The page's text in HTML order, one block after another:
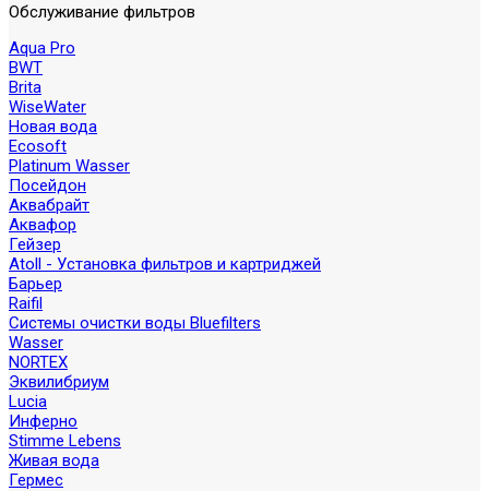
Обслуживание фильтров
Aqua Pro
BWT
Brita
WiseWater
Новая вода
Ecosoft
Platinum Wasser
Посейдон
Аквабрайт
Аквафор
Гейзер
Atoll - Установка фильтров и картриджей
Барьер
Raifil
Системы очистки воды Bluefilters
Wasser
NORTEX
Эквилибриум
Lucia
Инферно
Stimme Lebens
Живая вода
Гермес